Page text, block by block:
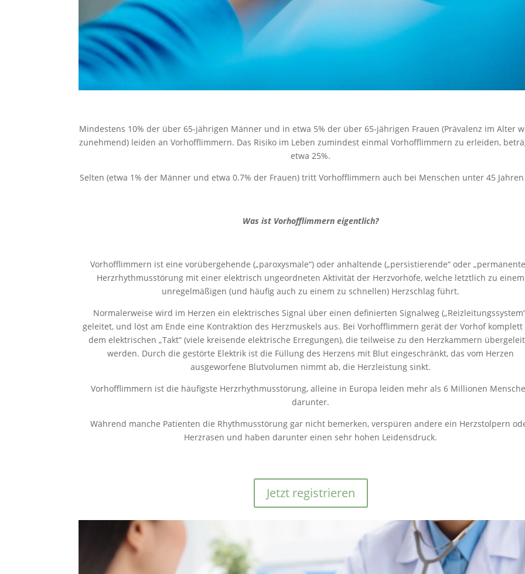
Mindestens 10% der über 65-jährigen Männer und in etwa 5% der über 65-jährigen Frauen (Prävalenz im Alter
zunehmend) leiden an Vorhofflimmern. Das Risiko im Leben zumindest einmal Vorhofflimmern zu erleiden,
etwa 25%.
Selten (etwa 1% der Männer und etwa 0.7% der Frauen) tritt Vorhofflimmern auch bei Menschen unter 45
Was ist Vorhofflimmern eigentlich?
Vorhofflimmern ist eine vorübergehende („paroxysmale“) oder anhaltende („persistierende“ oder
Herzrhythmusstörung mit einer elektrisch ungeordneten Aktivität der Herzvorhöfe, welche letztlich zu einem
unregelmäßigen (und häufig auch zu einem zu schnellen) Herzschlag führt.
Normalerweise wird im Herzen ein elektrisches Signal über einen definierten Signalweg
geleitet, und löst am Ende eine Kontraktion des Herzmuskels aus. Bei Vorhofflimmern gerät der Vorhof komplett
dem elektrischen „Takt“ (viele kreisende elektrische Erregungen), die teilweise zu den Herzkammern
werden. Durch die gestörte Elektrik ist die Füllung des Herzens mit Blut eingeschränkt, das vom Herzen
ausgeworfene Blutvolumen nimmt ab, die Herzleistung sinkt.
Vorhofflimmern ist die häufigste Herzrhythmusstörung, alleine in Europa leiden mehr als 6 Millionen
darunter.
Während manche Patienten die Rhythmusstörung gar nicht bemerken, verspüren andere ein Herzstolpern
Herzrasen und haben darunter einen sehr hohen Leidensdruck.
Jetzt registrieren